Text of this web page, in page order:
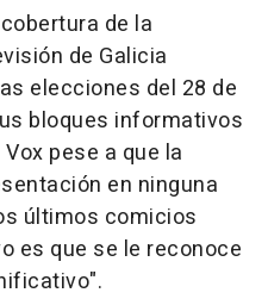
de la
de Galicia
elecciones del 28 de
bloques informativos
pese a que la
en ninguna
últimos comicios
es que se le reconoce